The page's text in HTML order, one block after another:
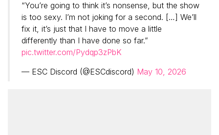
“You’re going to think it’s nonsense, but the show
is too sexy. I’m not joking for a second. […] We’ll
fix it, it’s just that I have to move a little
differently than I have done so far.”
pic.twitter.com/Pydqp3zPbK
— ESC Discord (@ESCdiscord) May 10, 2026